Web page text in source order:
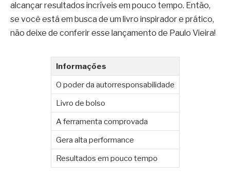
alcançar resultados incríveis em pouco tempo. Então,
se você está em busca de um livro inspirador e prático,
não deixe de conferir esse lançamento de Paulo Vieira!
Informações
O poder da autorresponsabilidade
Livro de bolso
A ferramenta comprovada
Gera alta performance
Resultados em pouco tempo